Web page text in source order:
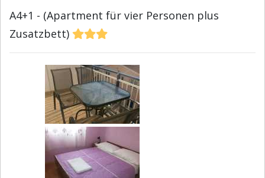
A4+1 - (Apartment für vier Personen plus
Zusatzbett)